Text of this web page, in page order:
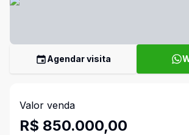
Agendar visita
Valor venda
R$ 850.000,00